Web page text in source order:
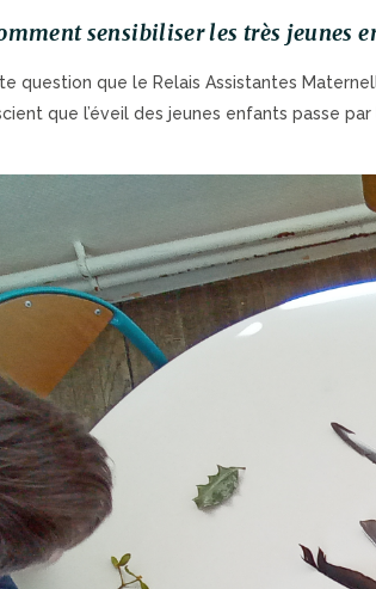
sensibiliser les très jeunes
question que le Relais Assistantes
que l’éveil des jeunes enfants passe